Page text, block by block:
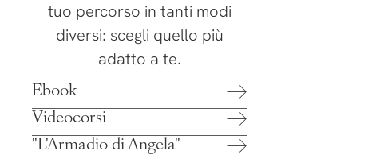
tuo percorso in tanti modi
diversi: scegli quello più
adatto a te.
Ebook
Videocorsi
"L'Armadio di Angela"